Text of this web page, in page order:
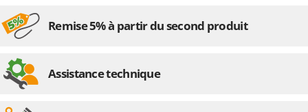
Remise 5% à partir du second produit
Assistance technique